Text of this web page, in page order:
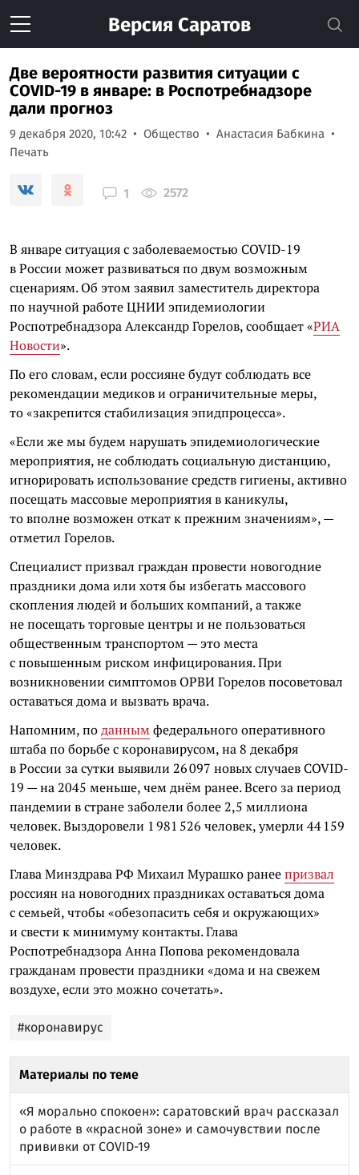
Версия Саратов
Две вероятности развития ситуации с
COVID-19 в январе: в Роспотребнадзоре
дали прогноз
9 декабря 2020, 10:42 Общество
Анастасия Бабкина
Печать
1 2572
В январе ситуация с заболеваемостью COVID-19
в России может развиваться по двум возможным
сценариям. Об этом заявил заместитель директора
по научной работе ЦНИИ эпидемиологии
Роспотребнадзора Александр Горелов, сообщает «РИА
Новости».
По его словам, если россияне будут соблюдать все
рекомендации медиков и ограничительные меры,
то «закрепится стабилизация эпидпроцесса».
«Если же мы будем нарушать эпидемиологические
мероприятия, не соблюдать социальную дистанцию,
игнорировать использование средств гигиены, активно
посещать массовые мероприятия в каникулы,
то вполне возможен откат к прежним значениям», —
отметил Горелов.
Специалист призвал граждан провести новогодние
праздники дома или хотя бы избегать массового
скопления людей и больших компаний, а также
не посещать торговые центры и не пользоваться
общественным транспортом — это места
с повышенным риском инфицирования. При
возникновении симптомов ОРВИ Горелов посоветовал
оставаться дома и вызвать врача.
Напомним, поданнымфедерального оперативного
штаба по борьбе с коронавирусом, на 8 декабря
в России за сутки выявили 26 097 новых случаев COVID-
19 — на 2045 меньше, чем днём ранее. Всего за период
пандемии в стране заболели более 2,5 миллиона
человек. Выздоровели 1 981 526 человек, умерли 44 159
человек.
Глава Минздрава РФ Михаил Мурашко ранеепризвал
россиян на новогодних праздниках оставаться дома
с семьей, чтобы «обезопасить себя и окружающих»
и свести к минимуму контакты. Глава
Роспотребнадзора Анна Попова рекомендовала
гражданам провести праздники «дома и на свежем
воздухе, если это можно сочетать».
#коронавирус
Материалы по теме
«Я морально спокоен»: саратовский врач рассказал
о работе в «красной зоне» и самочувствии после
прививки от COVID-19